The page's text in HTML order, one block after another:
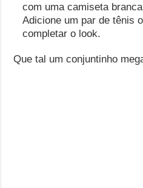
com uma camiseta
Adicione um par de tênis
completar o look.
Que tal um conjuntinho